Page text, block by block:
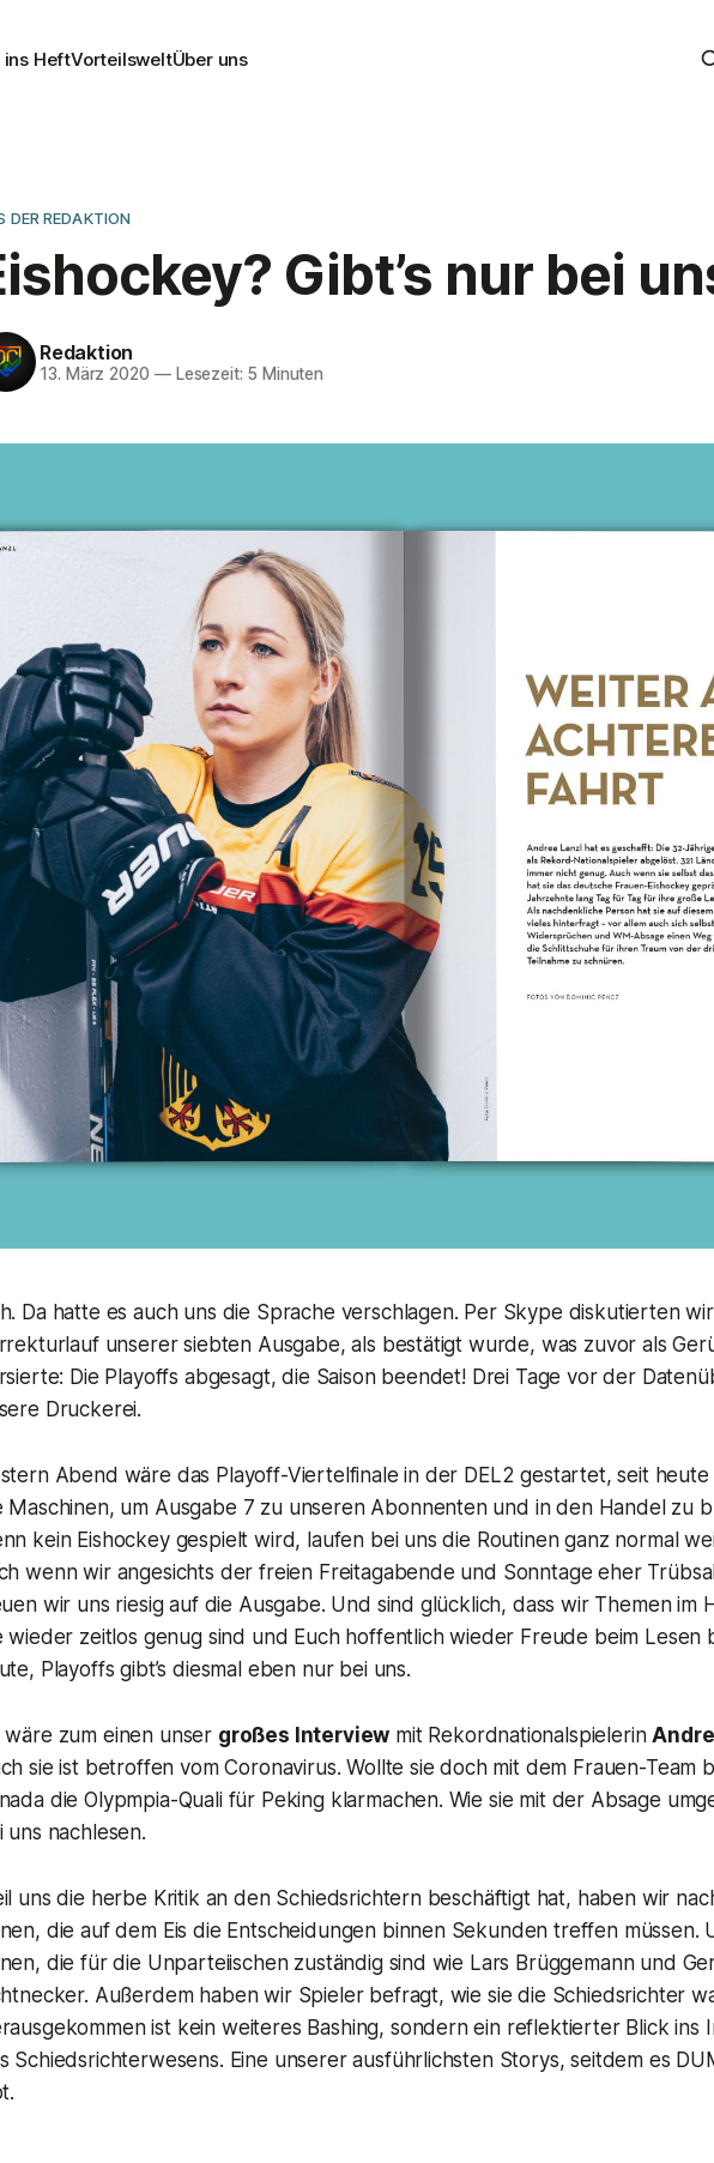
ins HeftVorteilsweltÜber uns
DER REDAKTION
Gibt’s nur bei
Redaktion
13. März 2020 —Lesezeit: 5 Minuten
Da hatte es auch uns die Sprache verschlagen. Per Skype diskutierten
unserer siebten Ausgabe, als bestätigt wurde, was zuvor als
Die Playoffs abgesagt, die Saison beendet! Drei Tage vor der
Druckerei.
Abend wäre das Playoff-Viertelfinale in der DEL2 gestartet, seit
Maschinen, um Ausgabe 7 zu unseren Abonnenten und in den Handel zu
kein Eishockey gespielt wird, laufen bei uns die Routinen ganz normal
wenn wir angesichts der freien Freitagabende und Sonntage eher
wir uns riesig auf die Ausgabe. Und sind glücklich, dass wir Themen im
wieder zeitlos genug sind und Euch hoffentlich wieder Freude beim Lesen
Playoffs gibt’s diesmal eben nur bei uns.
wäre zum einen unser großes Interview mit Rekordnationalspielerin
sie ist betroffen vom Coronavirus. Wollte sie doch mit dem Frauen-Team
die Olypmpia-Quali für Peking klarmachen. Wie sie mit der Absage
uns nachlesen.
uns die herbe Kritik an den Schiedsrichtern beschäftigt hat, haben wir
die auf dem Eis die Entscheidungen binnen Sekunden treffen müssen.
die für die Unparteiischen zuständig sind wie Lars Brüggemann und
Außerdem haben wir Spieler befragt, wie sie die Schiedsrichter
ist kein weiteres Bashing, sondern ein reflektierter Blick ins
Schiedsrichterwesens. Eine unserer ausführlichsten Storys, seitdem es